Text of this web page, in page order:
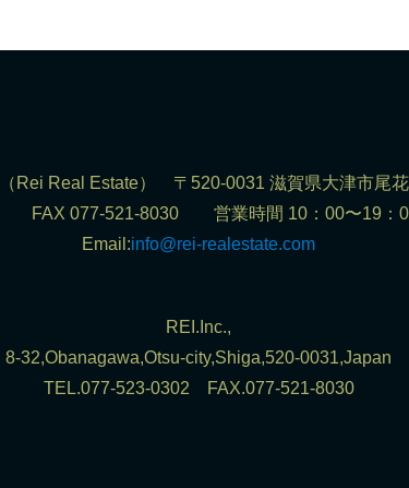
Rei Real Estate） 〒520-0031 滋賀県大津市尾
FAX 077-521-8030 営業時間 10：00〜19：
Email:info@rei-realestate.com
REI.Inc.,
8-32,Obanagawa,Otsu-city,Shiga,520-0031,Japan
TEL.077-523-0302 FAX.077-521-8030